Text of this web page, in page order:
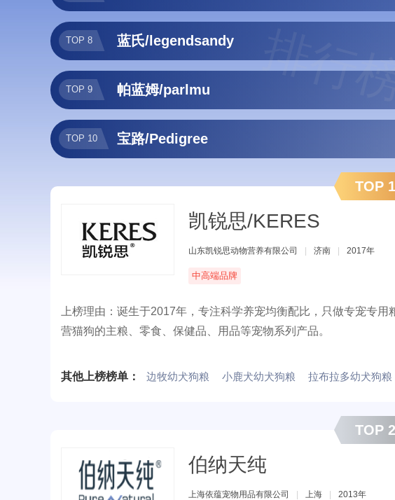
TOP 8 蓝氏/legendsandy
TOP 9 帕蓝姆/parlmu
TOP 10 宝路/Pedigree
TOP 1
凯锐思/KERES
山东凯锐思动物营养有限公司 济南 2017年
中高端品牌
上榜理由：诞生于2017年，专注科学养宠均衡配比，只做专宠专
营猫狗的主粮、零食、保健品、用品等宠物系列产品。
其他上榜榜单： 边牧幼犬狗粮 小鹿犬幼犬狗粮 拉布拉多幼犬狗粮
TOP 2
伯纳天纯
上海依蕴宠物用品有限公司 上海 2013年
排行